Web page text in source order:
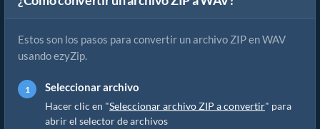
Estos son los pasos para convertir un archivo ZIP en WAV
usando ezyZip.
Seleccionar archivo
Hacer clic en "Seleccionar archivo ZIP a convertir" para
abrir el selector de archivos